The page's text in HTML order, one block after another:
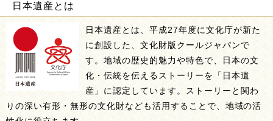
日本遺産とは
日本遺産とは、平成27年度に文化庁が新た
に創設した、文化財版クールジャパンで
す。地域の歴史的魅力や特色で、日本の文
化・伝統を伝えるストーリーを「日本遺
産」に認定しています。ストーリーと関わ
りの深い有形・無形の文化財なども活用することで、地域の活